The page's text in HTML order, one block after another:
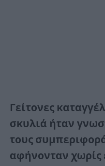
Γείτονες
σκυλιά ήταν
τους
αφήνονταν χωρίς